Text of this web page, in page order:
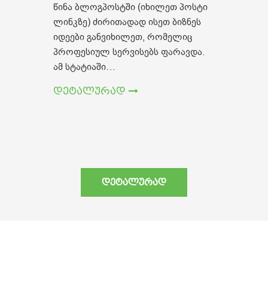
წინა ბლოგპოსტში (იხილეთ პოსტი
ლინკზე) ძირითადად ისეთ ბიზნეს
იდეები განვიხილეთ, რომელიც
პროფესიულ სერვისებს ფარავდა.
ამ სტატიაში…
დეტალურად
ᲓᲔᲢᲐᲚᲣᲠᲐᲓ